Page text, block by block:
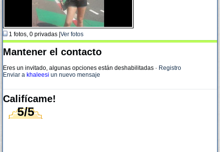
1 fotos, 0 privadas | Ver fotos
Mantener el contacto
Eres un invitado, algunas opciones están deshabilitadas · Registro
Enviar a khaleesi un nuevo mensaje
Califícame!
5/5